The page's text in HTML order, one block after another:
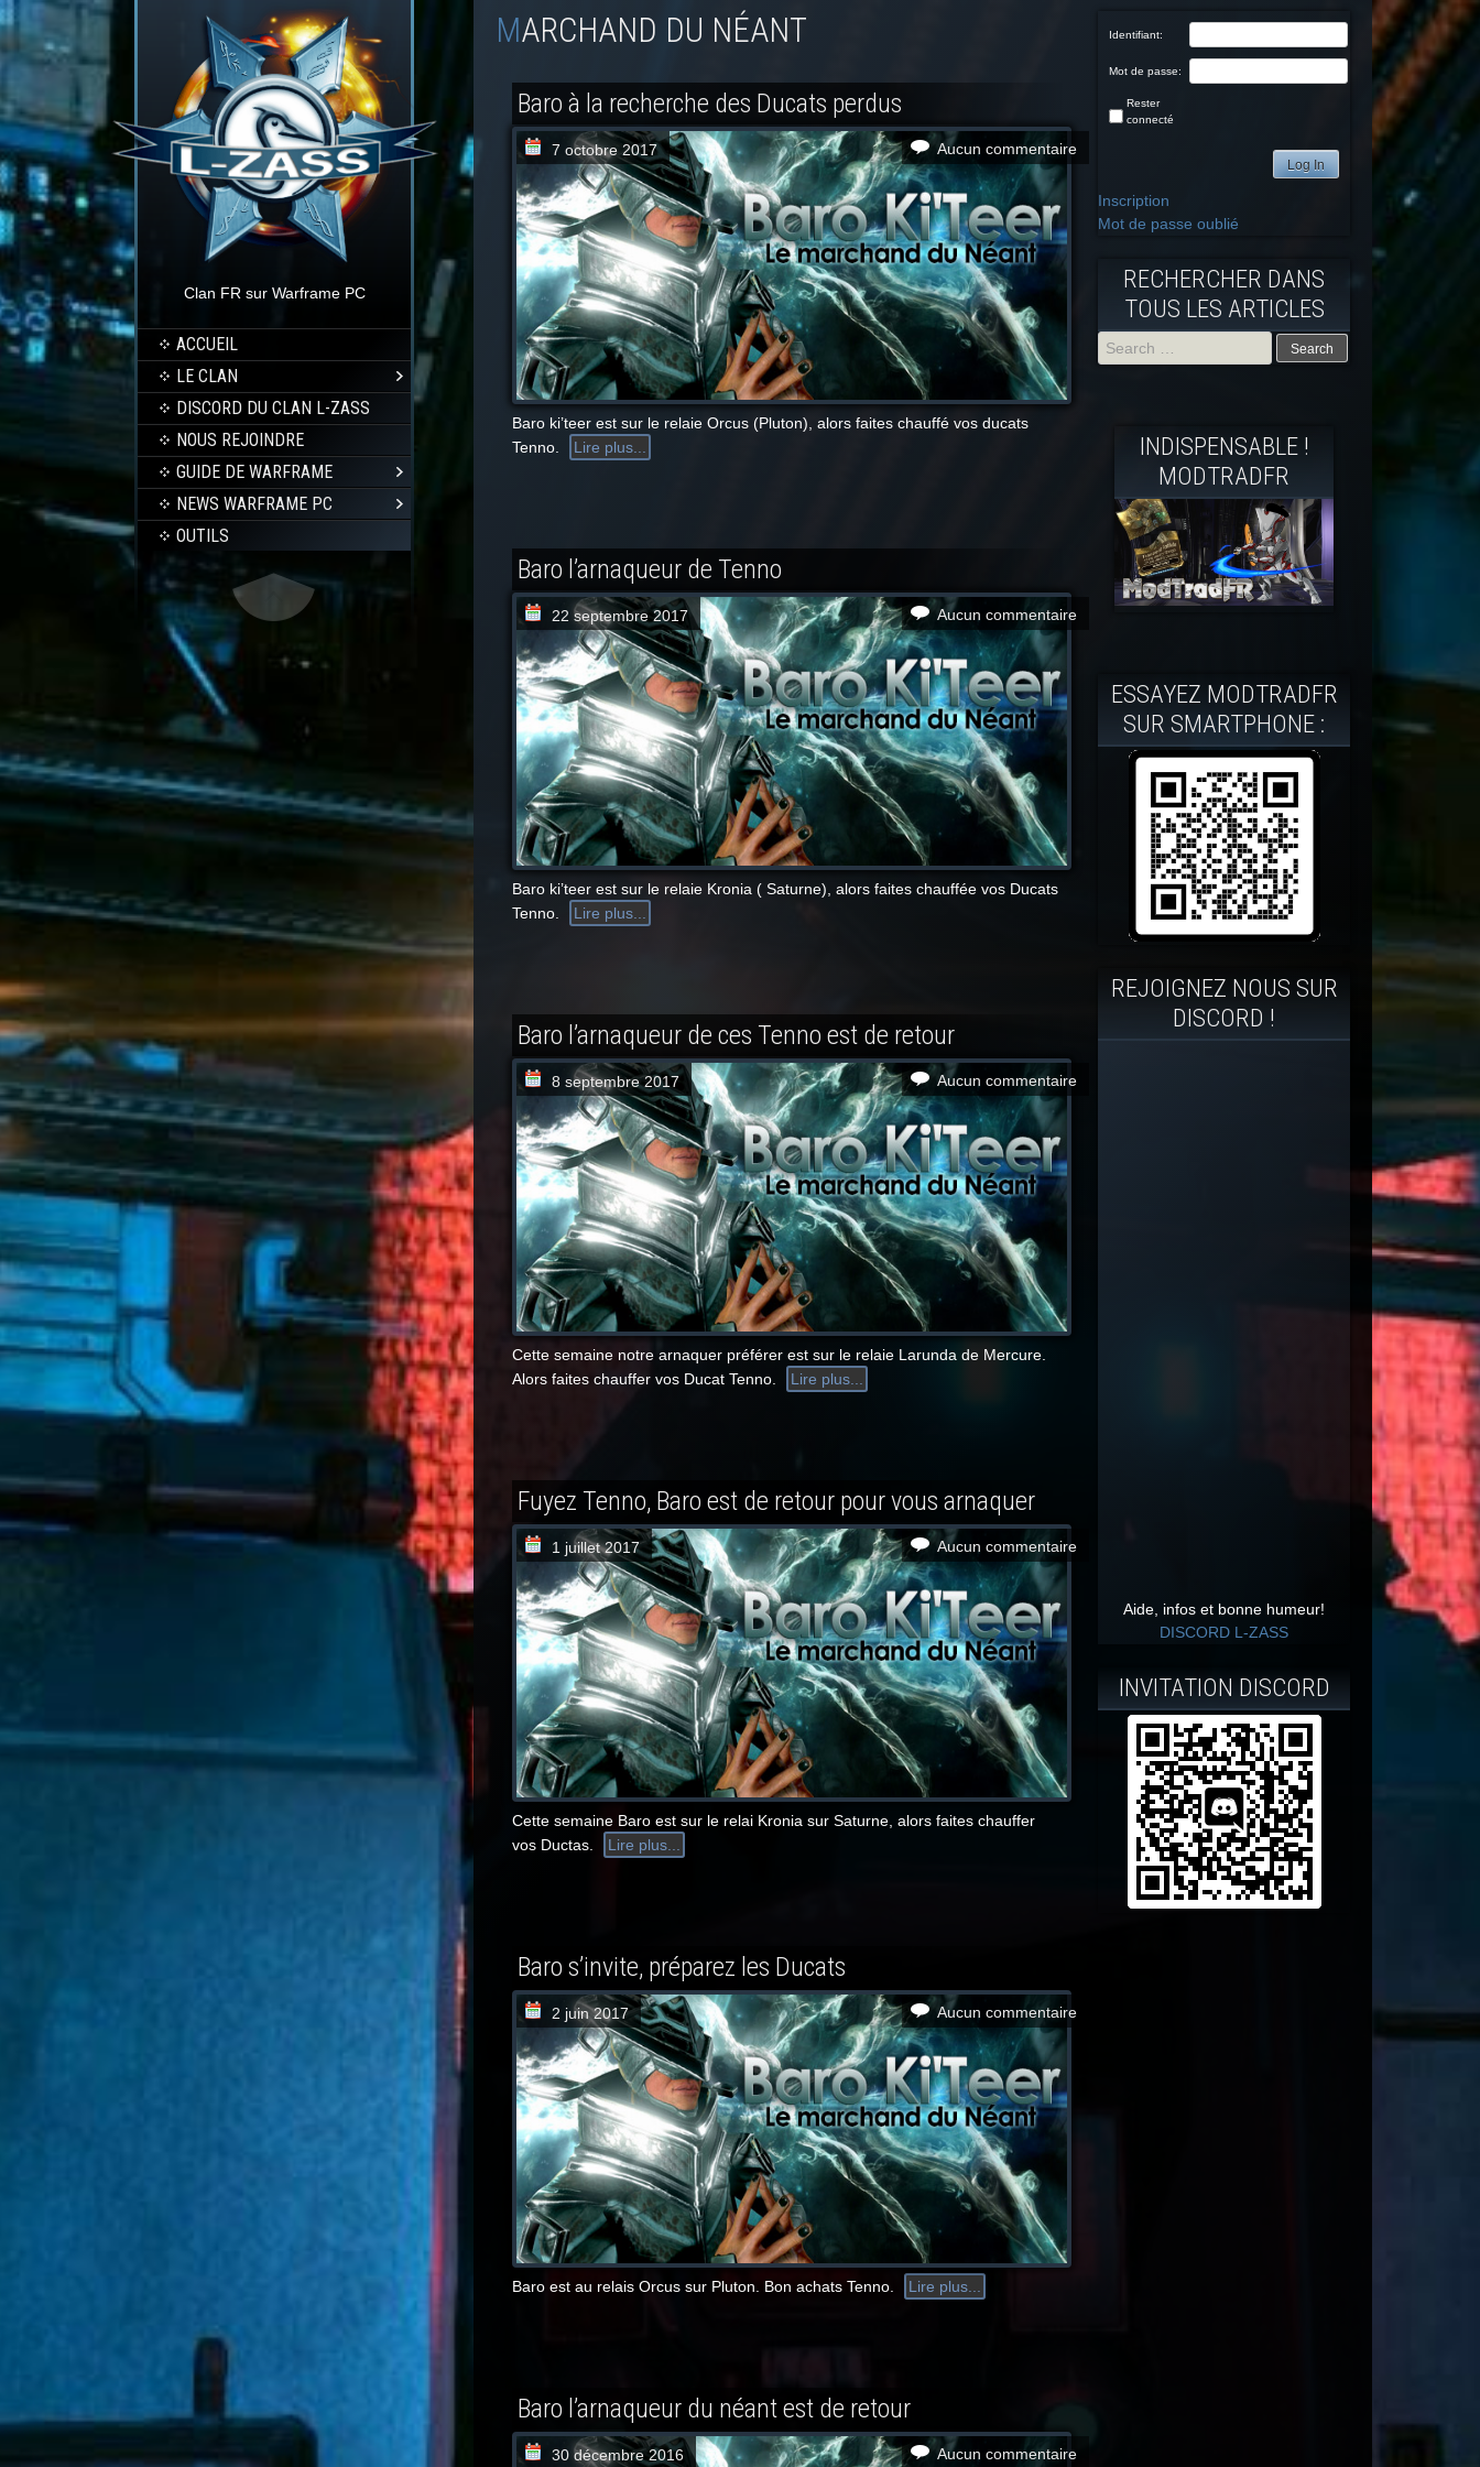
Clan FR sur Warframe PC
ACCUEIL
LE CLAN
DISCORD DU CLAN L-ZASS
NOUS REJOINDRE
GUIDE DE WARFRAME
NEWS WARFRAME PC
OUTILS
MARCHAND DU NÉANT
Baro à la recherche des Ducats perdus
7 octobre 2017 Aucun commentaire
Baro ki’teer est sur le relaie Orcus (Pluton), alors faites chauffé vos ducats
Tenno.
Lire plus...
Baro l’arnaqueur de Tenno
22 septembre 2017 Aucun commentaire
Baro ki’teer est sur le relaie Kronia ( Saturne), alors faites chauffée vos Ducats
Tenno.
Lire plus...
Baro l’arnaqueur de ces Tenno est de retour
8 septembre 2017 Aucun commentaire
Cette semaine notre arnaquer préférer est sur le relaie Larunda de Mercure.
Alors faites chauffer vos Ducat Tenno.
Lire plus...
Fuyez Tenno, Baro est de retour pour vous arnaquer
1 juillet 2017 Aucun commentaire
Cette semaine Baro est sur le relai Kronia sur Saturne, alors faites chauffer
vos Ductas.
Lire plus...
Baro s’invite, préparez les Ducats
2 juin 2017 Aucun commentaire
Baro est au relais Orcus sur Pluton. Bon achats Tenno. Lire plus...
Baro l’arnaqueur du néant est de retour
30 décembre 2016 Aucun commentaire
Identifiant:
Mot de passe:
Rester
connecté
Log In
Inscription
Mot de passe oublié
RECHERCHER DANS
TOUS LES ARTICLES
INDISPENSABLE !
MODTRADFR
ESSAYEZ MODTRADFR
SUR SMARTPHONE :
REJOIGNEZ NOUS SUR
DISCORD !
Aide, infos et bonne humeur!
DISCORD L-ZASS
INVITATION DISCORD